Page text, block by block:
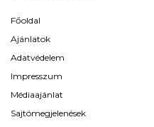
Főoldal
Ajánlatok
Adatvédelem
Impresszum
Médiaajánlat
Sajtómegjelenések